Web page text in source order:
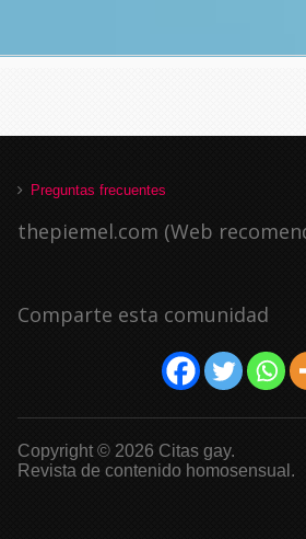
Preguntas frecuentes
thepiemel.com (Web
Comparte esta comunidad
Copyright © 2026 Citas gay.
Revista de contenido homosensual.